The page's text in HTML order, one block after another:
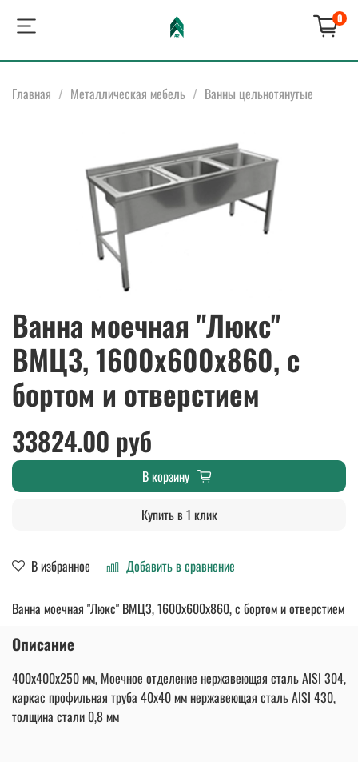
0
Главная Металлическая мебель Ванны цельнотянутые
Ванна моечная "Люкс"
ВМЦ3, 1600x600x860, с
бортом и отверстием
В избранное Добавить в сравнение
33824.00 руб
В корзину
Купить в 1 клик
Ванна моечная "Люкс" ВМЦ3, 1600x600x860, с бортом и отверстием
Описание
400x400x250 мм, Моечное отделение нержавеющая сталь AISI 304,
каркас профильная труба 40х40 мм нержавеющая сталь AISI 430,
толщина стали 0,8 мм